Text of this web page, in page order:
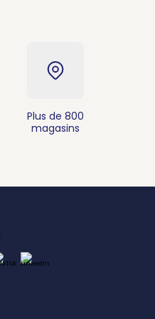
Plus de 800
magasins